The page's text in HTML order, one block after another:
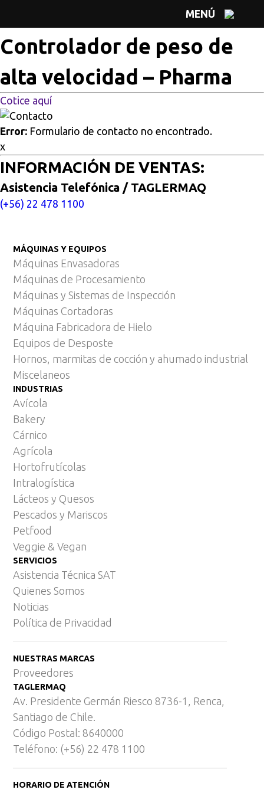
MENÚ
Controlador de peso de alta velocidad
Controlador de peso de
alta velocidad – Pharma
Cotice aquí
Error: Formulario de contacto no encontrado.
x
INFORMACIÓN DE VENTAS:
Asistencia Telefónica / TAGLERMAQ
(+56) 22 478 1100
MÁQUINAS Y EQUIPOS
Máquinas Envasadoras
Máquinas de Procesamiento
Máquinas y Sistemas de Inspección
Máquinas Cortadoras
Máquina Fabricadora de Hielo
Equipos de Desposte
Hornos, marmitas de cocción y ahumado industrial
Miscelaneos
INDUSTRIAS
Avícola
Bakery
Cárnico
Agrícola
Hortofrutícolas
Intralogística
Lácteos y Quesos
Pescados y Mariscos
Petfood
Veggie & Vegan
SERVICIOS
Asistencia Técnica SAT
Quienes Somos
Noticias
Política de Privacidad
NUESTRAS MARCAS
Proveedores
TAGLERMAQ
Av. Presidente Germán Riesco 8736-1, Renca,
Santiago de Chile.
Código Postal: 8640000
Teléfono: (+56) 22 478 1100
HORARIO DE ATENCIÓN